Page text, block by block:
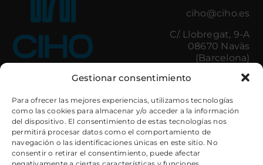
Gestionar consentimiento
Para ofrecer las mejores experiencias, utilizamos tecnologías
como las cookies para almacenar y/o acceder a la información
del dispositivo. El consentimiento de estas tecnologías nos
permitirá procesar datos como el comportamiento de
navegación o las identificaciones únicas en este sitio. No
consentir o retirar el consentimiento, puede afectar
Il·luminació
Amenities
Cuines hostaleria
Bugaderia
Banys
Tèxtil Decoratiu
Control d’Accessos
Minibars
Caixes de Seguretat
Electrodomèstics
Mobiliari
ciho@ciho.es
C/. Llobregat, 9-A
08670 Navàs
(Barcelona)